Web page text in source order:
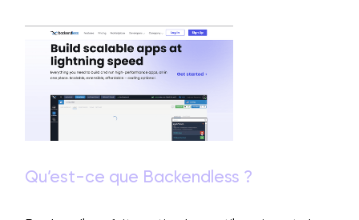
Qu’est-ce que Backendless ?